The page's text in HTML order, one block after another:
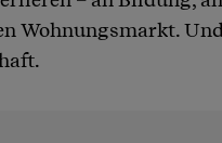
Wohnungsmarkt.